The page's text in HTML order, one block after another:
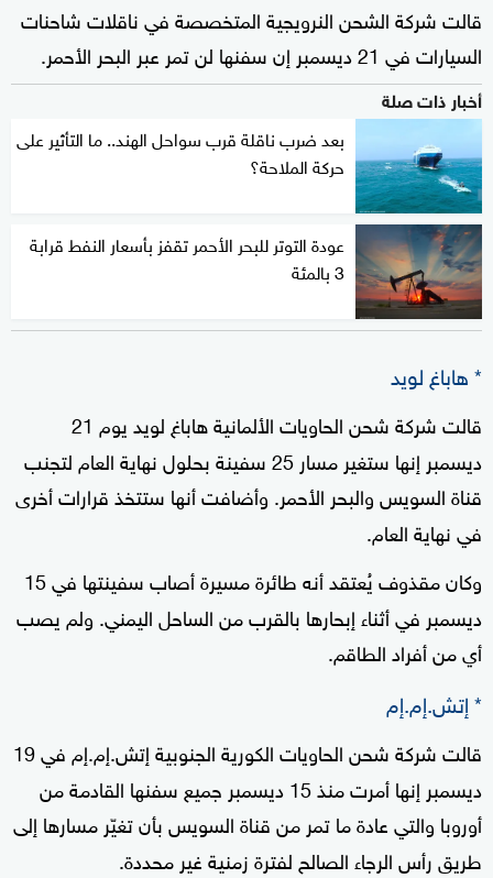
قالت شركة الشحن النرويجية المتخصصة في ناقلات شاحنات
السيارات في 21 ديسمبر إن سفنها لن تمر عبر البحر الأحمر.
أخبار ذات صلة
بعد ضرب ناقلة قرب سواحل الهند.. ما التأثير على
حركة الملاحة؟
عودة التوتر للبحر الأحمر تقفز بأسعار النفط قرابة
3 بالمئة
* هاباغ لويد
قالت شركة شحن الحاويات الألمانية هاباغ لويد يوم 21
ديسمبر إنها ستغير مسار 25 سفينة بحلول نهاية العام لتجنب
قناة السويس والبحر الأحمر. وأضافت أنها ستتخذ قرارات أخرى
في نهاية العام.
وكان مقذوف يُعتقد أنه طائرة مسيرة أصاب سفينتها في 15
ديسمبر في أثناء إبحارها بالقرب من الساحل اليمني. ولم يصب
أي من أفراد الطاقم.
* إتش.إم.إم
قالت شركة شحن الحاويات الكورية الجنوبية إتش.إم.إم في 19
ديسمبر إنها أمرت منذ 15 ديسمبر جميع سفنها القادمة من
أوروبا والتي عادة ما تمر من قناة السويس بأن تغيّر مسارها إلى
طريق رأس الرجاء الصالح لفترة زمنية غير محددة.